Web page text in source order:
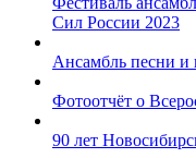
Сил России 2023
Ансамбль песни и
Фотоотчёт о
90 лет